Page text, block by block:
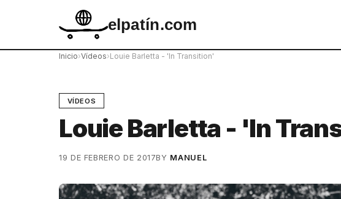
elpatín.com
Inicio›Vídeos›Louie Barletta - 'In Transition'
VÍDEOS
Louie Barletta - 'In
19 DE FEBRERO DE 2017BY MANUEL